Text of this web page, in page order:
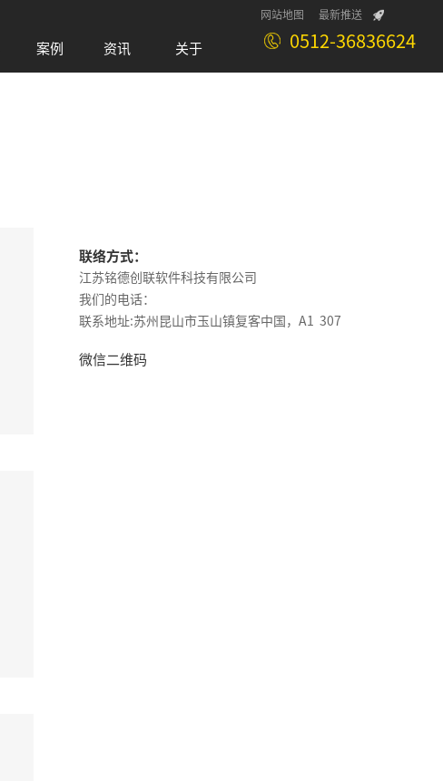
网站地图 最新推送
0512-36836624
案例
Case
资讯
News
关于
About
联络方式：
江苏铭德创联软件科技有限公司
我们的电话：
联系地址:苏州昆山市玉山镇复客中国，A1 307
微信二维码